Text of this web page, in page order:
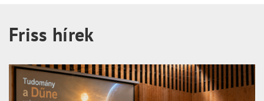
Friss hírek